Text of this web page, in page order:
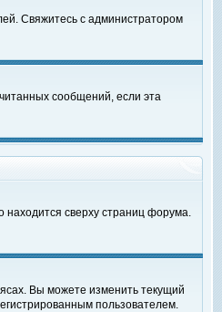
Свяжитесь с администратором
сообщений, если эта
находится сверху страниц форума.
Вы можете изменить текущий
пользователем.